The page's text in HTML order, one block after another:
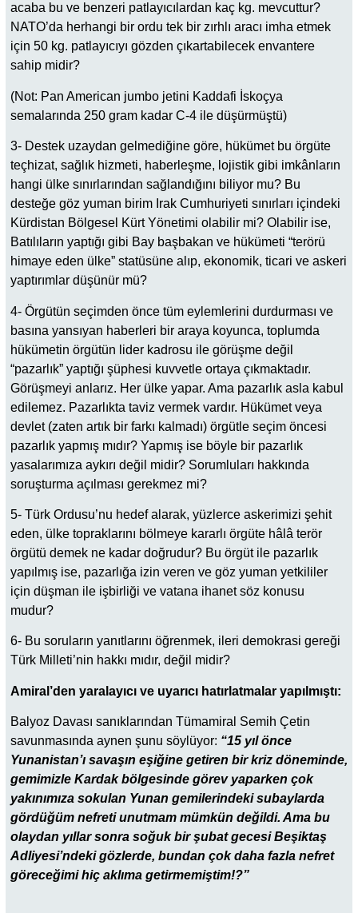
acaba bu ve benzeri patlayıcılardan kaç kg. mevcuttur?
NATO’da herhangi bir ordu tek bir zırhlı aracı imha etmek
için 50 kg. patlayıcıyı gözden çıkartabilecek envantere
sahip midir?
(Not: Pan American jumbo jetini Kaddafi İskoçya
semalarında 250 gram kadar C-4 ile düşürmüştü)
3- Destek uzaydan gelmediğine göre, hükümet bu örgüte
teçhizat, sağlık hizmeti, haberleşme, lojistik gibi imkânların
hangi ülke sınırlarından sağlandığını biliyor mu? Bu
desteğe göz yuman birim Irak Cumhuriyeti sınırları içindeki
Kürdistan Bölgesel Kürt Yönetimi olabilir mi? Olabilir ise,
Batılıların yaptığı gibi Bay başbakan ve hükümeti “terörü
himaye eden ülke” statüsüne alıp, ekonomik, ticari ve askeri
yaptırımlar düşünür mü?
4- Örgütün seçimden önce tüm eylemlerini durdurması ve
basına yansıyan haberleri bir araya koyunca, toplumda
hükümetin örgütün lider kadrosu ile görüşme değil
“pazarlık” yaptığı şüphesi kuvvetle ortaya çıkmaktadır.
Görüşmeyi anlarız. Her ülke yapar. Ama pazarlık asla kabul
edilemez. Pazarlıkta taviz vermek vardır. Hükümet veya
devlet (zaten artık bir farkı kalmadı) örgütle seçim öncesi
pazarlık yapmış mıdır? Yapmış ise böyle bir pazarlık
yasalarımıza aykırı değil midir? Sorumluları hakkında
soruşturma açılması gerekmez mi?
5- Türk Ordusu’nu hedef alarak, yüzlerce askerimizi şehit
eden, ülke topraklarını bölmeye kararlı örgüte hâlâ terör
örgütü demek ne kadar doğrudur? Bu örgüt ile pazarlık
yapılmış ise, pazarlığa izin veren ve göz yuman yetkililer
için düşman ile işbirliği ve vatana ihanet söz konusu
mudur?
6- Bu soruların yanıtlarını öğrenmek, ileri demokrasi gereği
Türk Milleti’nin hakkı mıdır, değil midir?
Amiral’den yaralayıcı ve uyarıcı hatırlatmalar yapılmıştı:
Balyoz Davası sanıklarından Tümamiral Semih Çetin
savunmasında aynen şunu söylüyor: “15 yıl önce
Yunanistan’ı savaşın eşiğine getiren bir kriz döneminde,
gemimizle Kardak bölgesinde görev yaparken çok
yakınımıza sokulan Yunan gemilerindeki subaylarda
gördüğüm nefreti unutmam mümkün değildi. Ama bu
olaydan yıllar sonra soğuk bir şubat gecesi Beşiktaş
Adliyesi’ndeki gözlerde, bundan çok daha fazla nefret
göreceğimi hiç aklıma getirmemiştim!?”